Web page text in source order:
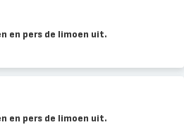
en pers de limoen uit.
en pers de limoen uit.